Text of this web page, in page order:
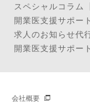
スペシャルコラム
開業医支援サポート
求人のお知らせ代
開業医支援サポー
会社概要